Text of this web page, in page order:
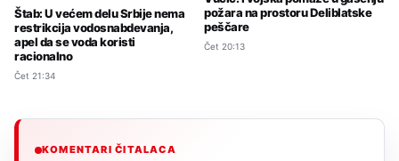
Štab: U većem delu Srbije nema
restrikcija vodosnabdevanja,
apel da se voda koristi
racionalno
Čet 21:34
požara na prostoru Deliblatske
peščare
Čet 20:13
KOMENTARI ČITALACA